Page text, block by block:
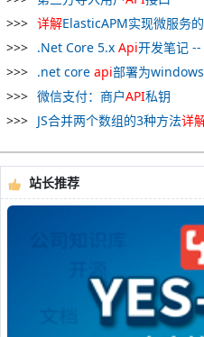
详解ElasticAPM实现微服务的
.Net Core 5.x Api开发笔记
.net core api部署为
微信支付：商户API私钥
JS合并两个数组的3种方法详
站长推荐